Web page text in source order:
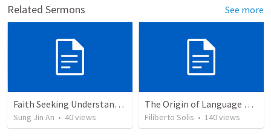
Related Sermons See more
Faith Seeking Understanding
Sung Jin An • 40views
The Origin of Language and Communication © 2003...
Filiberto Solis • 140views